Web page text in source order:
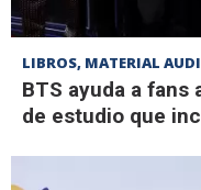
LIBROS, MATERIAL
BTS ayuda a
de estudio que